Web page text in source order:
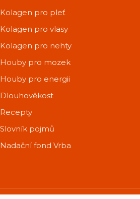
Kolagen pro pleť
Kolagen pro vlasy
Kolagen pro nehty
Houby pro mozek
Houby pro energii
Dlouhověkost
Recepty
Slovník pojmů
Nadační fond Vrba